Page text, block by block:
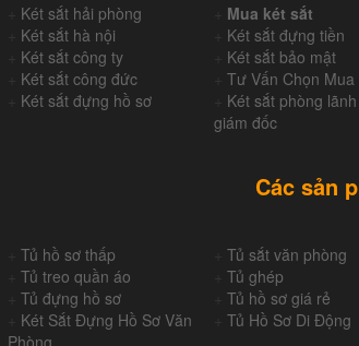
Két sắt hải phòng Mua két sắt
Két sắt hà nội Két sắt đựng tiền
Két sắt công ty Két sắt bảo mật
Két sắt công đức Tư Vấn Chọn Mua
Két sắt đựng hồ sơ
Két sắt phòng
giám đốc
Các sản
+Tủ hồ sơ thấp Tủ sắt văn phòng
+Tủ treo quần áo Tủ ghép
+Tủ đựng hồ sơ Tủ hồ sơ giá rẻ
Két Sắt Đựng Hồ Sơ Văn
Phòng
Tủ Hồ Sơ Di Động